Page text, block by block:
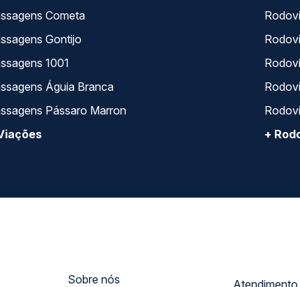
Cometa
Gontijo
1001
Águia Branca
Pássaro Marron
+
Sobre nós